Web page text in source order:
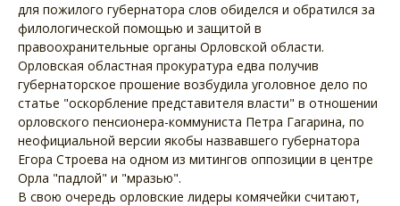
для пожилого губернатора слов обиделся и обратился за
филологической помощью и защитой в
правоохранительные органы Орловской области.
Орловская областная прокуратура едва получив
губернаторское прошение возбудила уголовное дело по
статье "оскорбление представителя власти" в отношении
орловского пенсионера-коммуниста Петра Гагарина, по
неофициальной версии якобы назвавшего губернатора
Егора Строева на одном из митингов оппозиции в центре
Орла "падлой" и "мразью".
В свою очередь орловские лидеры комячейки считают,